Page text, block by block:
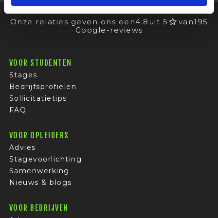
Onze relaties geven ons een4.8 uit 5 van195
Google-reviews
VOOR STUDENTEN
Stages
Bedrijfsprofielen
Sollicitatietips
FAQ
VOOR OPLEIDERS
Advies
Stagevoorlichting
Samenwerking
Nieuws & blogs
VOOR BEDRIJVEN